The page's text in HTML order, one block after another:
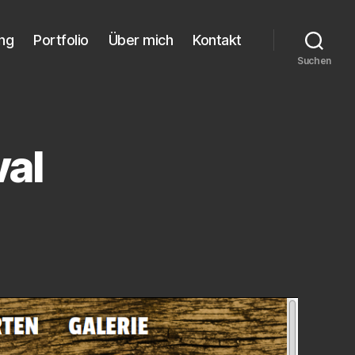
Portfolio Über mich Kontakt
Suchen